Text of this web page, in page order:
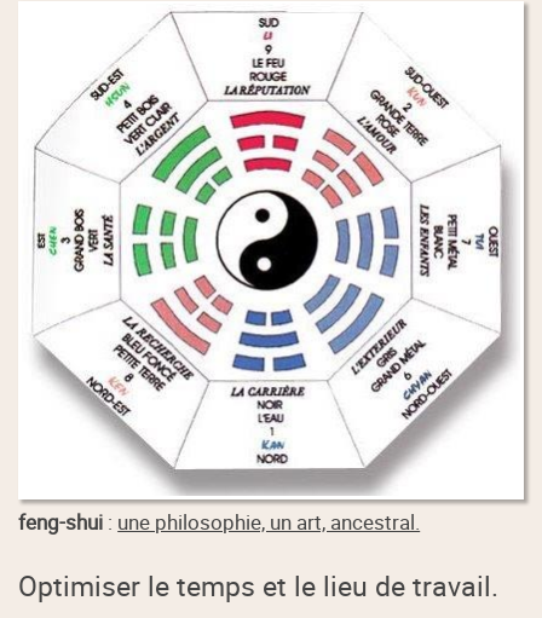
feng-shui : une philosophie, un art, ancestral.
Optimiser le temps et le lieu de travail.